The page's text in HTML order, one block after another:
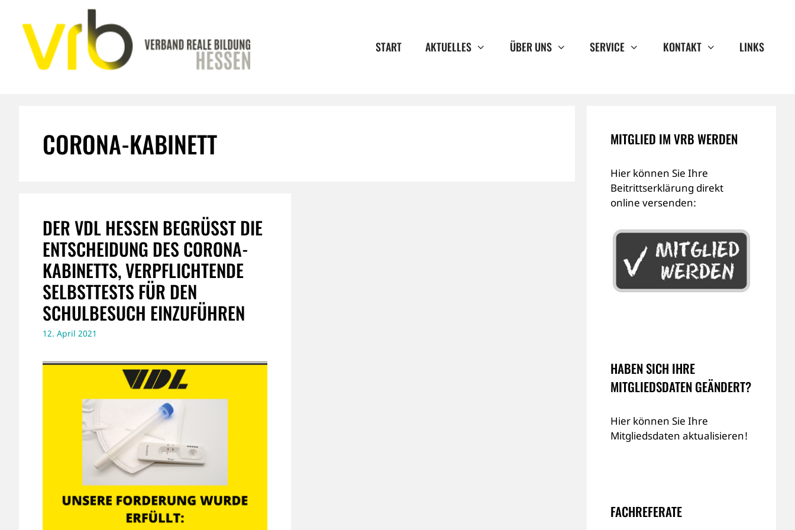
Inhalt
springen
START AKTUELLES ÜBER UNS SERVICE KONTAKT LINKS
CORONA-KABINETT
DER VDL HESSEN BEGRÜSST DIE E
NTSCHEIDUNG DES CORONA-K
ABINETTS, VERPFLICHTENDE S
ELBSTTESTS FÜR DEN S
CHULBESUCH EINZUFÜHREN
12. April 2021
MITGLIED IM VRB WERDEN
Hier können Sie Ihre
Beitrittserklärung direkt
online versenden:
HABEN SICH IHRE
MITGLIEDSDATEN GEÄNDERT?
Hier können Sie Ihre
Mitgliedsdaten aktualisieren!
FACHREFERATE